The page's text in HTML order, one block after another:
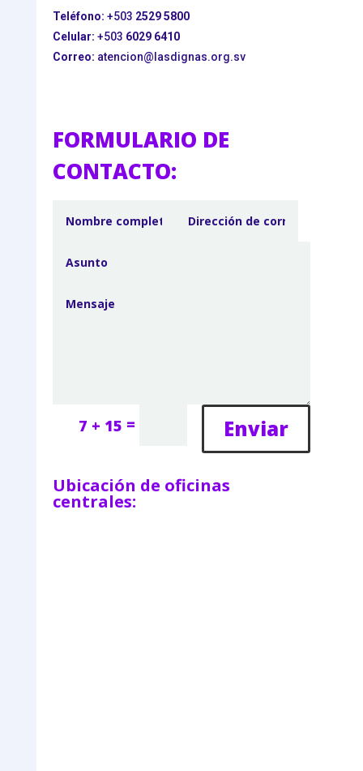
Teléfono: +503 2529 5800
Celular: +503 6029 6410
Correo: atencion@lasdignas.org.sv
FORMULARIO DE
CONTACTO:
7 + 15 = Enviar
Ubicación de oficinas
centrales: